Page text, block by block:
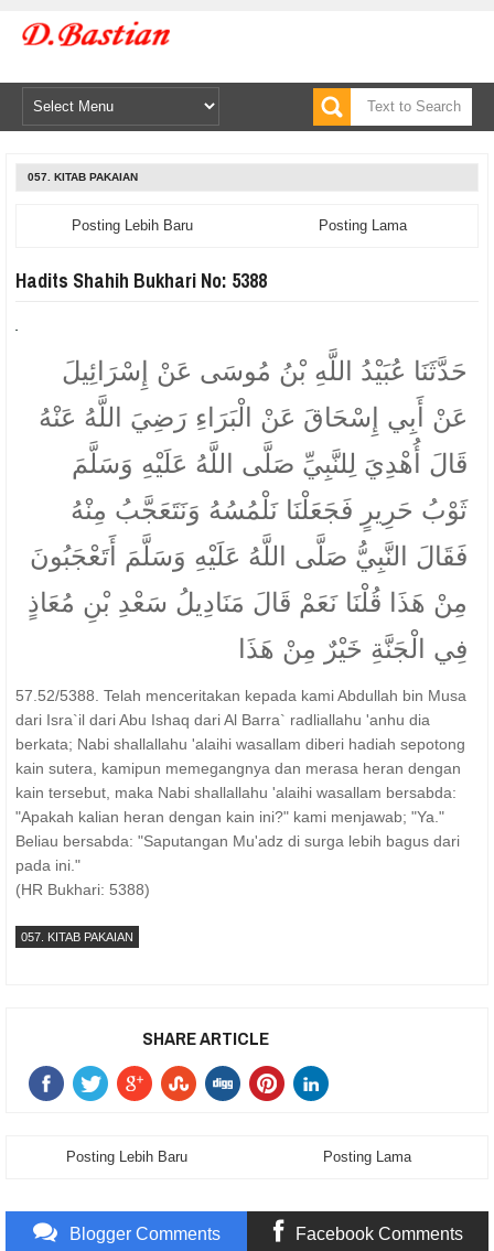
057. KITAB PAKAIAN
Posting Lebih Baru Posting Lama
Hadits Shahih Bukhari No: 5388
حَدَّثَنَا عُبَيْدُ اللَّهِ بْنُ مُوسَى عَنْ إِسْرَائِيلَ
عَنْ أَبِي إِسْحَاقَ عَنْ الْبَرَاءِ رَضِيَ اللَّهُ عَنْهُ
قَالَ أُهْدِيَ لِلنَّبِيِّ صَلَّى اللَّهُ عَلَيْهِ وَسَلَّمَ
ثَوْبُ حَرِيرٍ فَجَعَلْنَا نَلْمُسُهُ وَنَتَعَجَّبُ مِنْهُ
فَقَالَ النَّبِيُّ صَلَّى اللَّهُ عَلَيْهِ وَسَلَّمَ أَتَعْجَبُونَ
مِنْ هَذَا قُلْنَا نَعَمْ قَالَ مَنَادِيلُ سَعْدِ بْنِ مُعَاذٍ
فِي الْجَنَّةِ خَيْرٌ مِنْ هَذَا
57.52/5388. Telah menceritakan kepada kami Abdullah bin Musa
dari Isra`il dari Abu Ishaq dari Al Barra` radliallahu 'anhu dia
berkata; Nabi shallallahu 'alaihi wasallam diberi hadiah sepotong
kain sutera, kamipun memegangnya dan merasa heran dengan
kain tersebut, maka Nabi shallallahu 'alaihi wasallam bersabda:
"Apakah kalian heran dengan kain ini?" kami menjawab; "Ya."
Beliau bersabda: "Saputangan Mu'adz di surga lebih bagus dari
pada ini."
(HR Bukhari: 5388)
057. KITAB PAKAIAN
SHARE ARTICLE
Posting Lebih Baru Posting Lama
Blogger Comments Facebook Comments